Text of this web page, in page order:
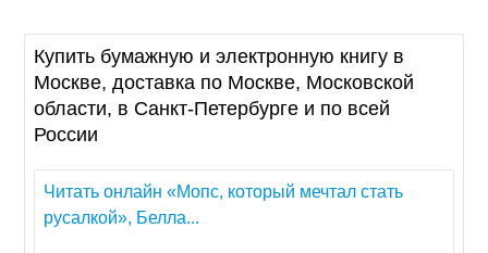
Купить бумажную и электронную книгу в
Москве, доставка по Москве, Московской
области, в Санкт-Петербурге и по всей
России
Читать онлайн «Мопс, который мечтал стать
русалкой», Белла...